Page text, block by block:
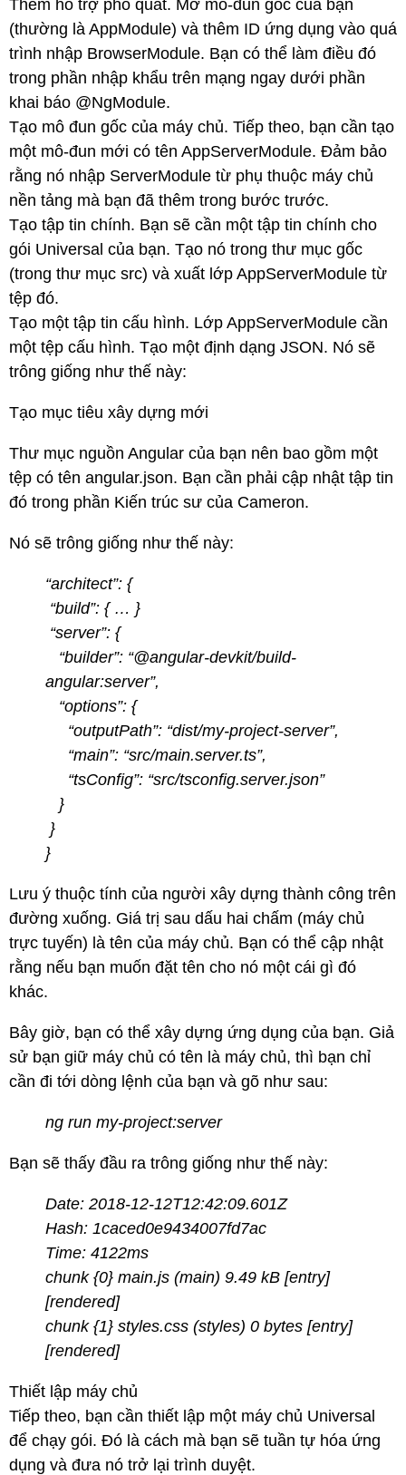
Thêm hỗ trợ phổ quát. Mở mô-đun gốc của bạn
(thường là AppModule) và thêm ID ứng dụng vào quá
trình nhập BrowserModule. Bạn có thể làm điều đó
trong phần nhập khẩu trên mạng ngay dưới phần
khai báo @NgModule.
Tạo mô đun gốc của máy chủ. Tiếp theo, bạn cần tạo
một mô-đun mới có tên AppServerModule. Đảm bảo
rằng nó nhập ServerModule từ phụ thuộc máy chủ
nền tảng mà bạn đã thêm trong bước trước.
Tạo tập tin chính. Bạn sẽ cần một tập tin chính cho
gói Universal của bạn. Tạo nó trong thư mục gốc
(trong thư mục src) và xuất lớp AppServerModule từ
tệp đó.
Tạo một tập tin cấu hình. Lớp AppServerModule cần
một tệp cấu hình. Tạo một định dạng JSON. Nó sẽ
trông giống như thế này:
Tạo mục tiêu xây dựng mới
Thư mục nguồn Angular của bạn nên bao gồm một
tệp có tên angular.json. Bạn cần phải cập nhật tập tin
đó trong phần Kiến trúc sư của Cameron.
Nó sẽ trông giống như thế này:
“architect”: {
“build”: { … }
“server”: {
“builder”: “@angular-devkit/build-
angular:server”,
“options”: {
“outputPath”: “dist/my-project-server”,
“main”: “src/main.server.ts”,
“tsConfig”: “src/tsconfig.server.json”
}
}
}
Lưu ý thuộc tính của người xây dựng thành công trên
đường xuống. Giá trị sau dấu hai chấm (máy chủ
trực tuyến) là tên của máy chủ. Bạn có thể cập nhật
rằng nếu bạn muốn đặt tên cho nó một cái gì đó
khác.
Bây giờ, bạn có thể xây dựng ứng dụng của bạn. Giả
sử bạn giữ máy chủ có tên là máy chủ, thì bạn chỉ
cần đi tới dòng lệnh của bạn và gõ như sau:
ng run my-project:server
Bạn sẽ thấy đầu ra trông giống như thế này:
Date: 2018-12-12T12:42:09.601Z
Hash: 1caced0e9434007fd7ac
Time: 4122ms
chunk {0} main.js (main) 9.49 kB [entry]
[rendered]
chunk {1} styles.css (styles) 0 bytes [entry]
[rendered]
Thiết lập máy chủ
Tiếp theo, bạn cần thiết lập một máy chủ Universal
để chạy gói. Đó là cách mà bạn sẽ tuần tự hóa ứng
dụng và đưa nó trở lại trình duyệt.